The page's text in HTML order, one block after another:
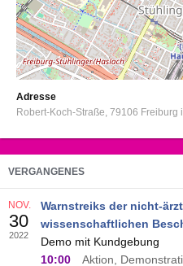
Adresse
Robert-Koch-Straße 79106 Freiburg
VERGANGENES
Warnstreiks der nicht-
wissenschaftlichen
Demo mit Kundgebung
10:00
Aktion,
NOV.
30
2022